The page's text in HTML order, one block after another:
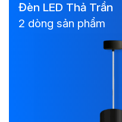
Đèn LED Thả Trần
2 dòng sản phẩm